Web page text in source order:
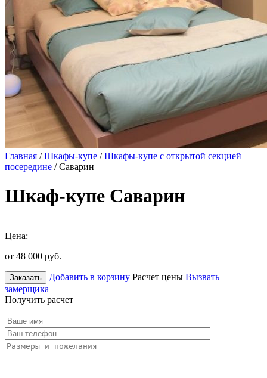
Главная /Шкафы-купе /Шкафы-купе с открытой секцией
посередине / Саварин
Шкаф-купе Саварин
Цена:
от 48 000 руб.
Заказать Добавить в корзину Расчет цены Вызвать
замерщика
Получить расчет